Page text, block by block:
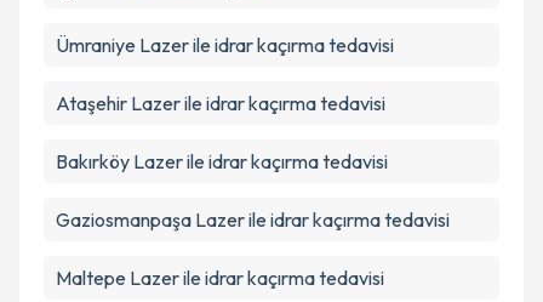
Ümraniye Lazer ile idrar kaçırma tedavisi
Ataşehir Lazer ile idrar kaçırma tedavisi
Bakırköy Lazer ile idrar kaçırma tedavisi
Gaziosmanpaşa Lazer ile idrar kaçırma tedavisi
Maltepe Lazer ile idrar kaçırma tedavisi